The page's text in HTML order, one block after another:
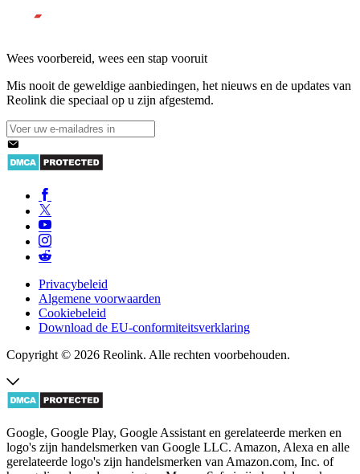
Wees voorbereid, wees een stap vooruit
Mis nooit de geweldige aanbiedingen, het nieuws en de updates van
Reolink die speciaal op u zijn afgestemd.
Privacybeleid
Algemene voorwaarden
Cookiebeleid
Download de EU-conformiteitsverklaring
Copyright © 2026 Reolink. Alle rechten voorbehouden.
Google, Google Play, Google Assistant en gerelateerde merken en
logo's zijn handelsmerken van Google LLC. Amazon, Alexa en alle
gerelateerde logo's zijn handelsmerken van Amazon.com, Inc. of